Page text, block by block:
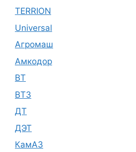
TERRION
Universal
Агромаш
Амкодор
ВТ
ВТЗ
ДТ
ДЭТ
КамАЗ